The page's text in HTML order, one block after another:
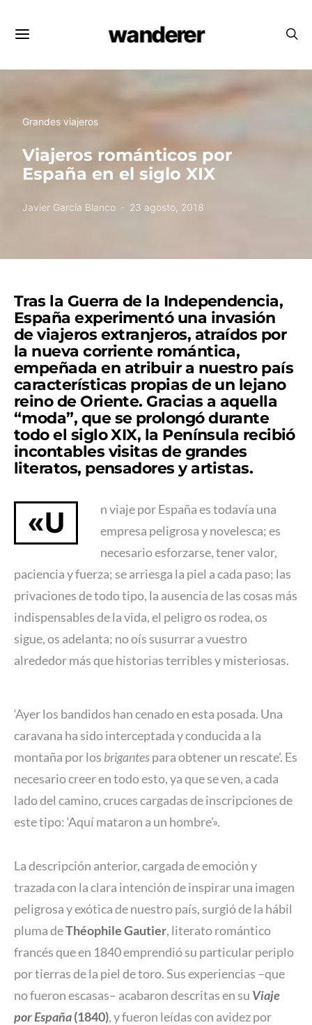
wanderer
Grandes viajeros
Viajeros románticos por
España en el siglo XIX
Javier García Blanco 23 agosto, 2018
Tras la Guerra de la Independencia,
España experimentó una invasión
de viajeros extranjeros, atraídos por
la nueva corriente romántica,
empeñada en atribuir a nuestro país
características propias de un lejano
reino de Oriente. Gracias a aquella
“moda”, que se prolongó durante
todo el siglo XIX, la Península recibió
incontables visitas de grandes
literatos, pensadores y artistas.
«U
n viaje por España es todavía una
empresa peligrosa y novelesca; es
necesario esforzarse, tener valor,
paciencia y fuerza; se arriesga la piel a cada paso; las
privaciones de todo tipo, la ausencia de las cosas más
indispensables de la vida, el peligro os rodea, os
sigue, os adelanta; no oís susurrar a vuestro
alrededor más que historias terribles y misteriosas.
‘Ayer los bandidos han cenado en esta posada. Una
caravana ha sido interceptada y conducida a la
montaña por los brigantespara obtener un rescate’. Es
necesario creer en todo esto, ya que se ven, a cada
lado del camino, cruces cargadas de inscripciones de
este tipo: ‘Aquí mataron a un hombre’».
La descripción anterior, cargada de emoción y
trazada con la clara intención de inspirar una imagen
peligrosa y exótica de nuestro país, surgió de la hábil
pluma deThéophile Gautier, literato romántico
francés que en 1840 emprendió su particular periplo
por tierras de la piel de toro. Sus experiencias –que
no fueron escasas– acabaron descritas en su Viaje
por España(1840), y fueron leídas con avidez por